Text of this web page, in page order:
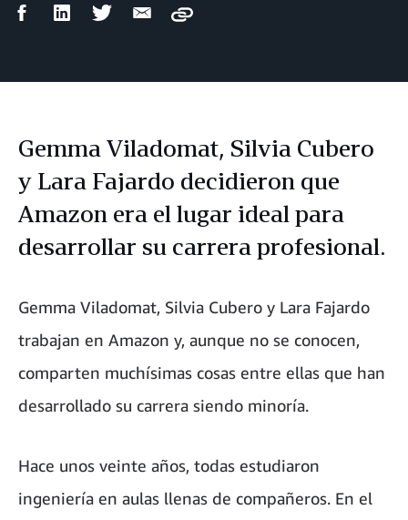
CompartirCompartirCompartirCompartir
Copy
Gemma Viladomat, Silvia Cubero
y Lara Fajardo decidieron que
Amazon era el lugar ideal para
desarrollar su carrera profesional.
Gemma Viladomat, Silvia Cubero y Lara Fajardo
trabajan en Amazon y, aunque no se conocen,
comparten muchísimas cosas entre ellas que han
desarrollado su carrera siendo minoría.
Hace unos veinte años, todas estudiaron
ingeniería en aulas llenas de compañeros. En el